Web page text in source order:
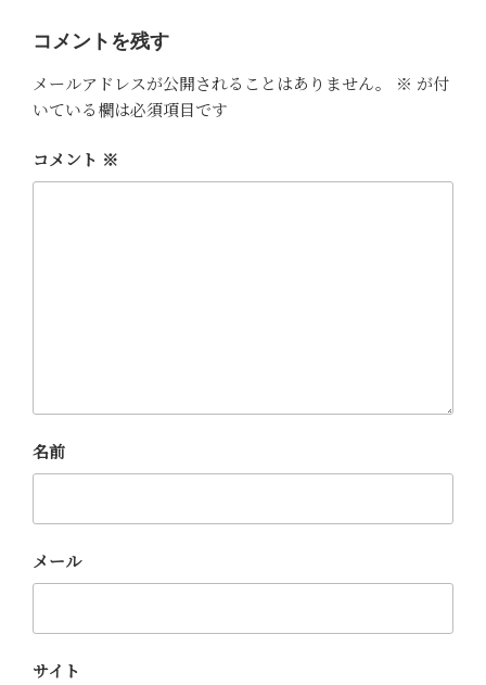
コメントを残す
メールアドレスが公開されることはありません。 ※ が付
いている欄は必須項目です
コメント ※
名前
メール
サイト